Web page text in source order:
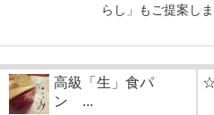
らし」もご提案しま
高級「生」食パ
ン ...
☆